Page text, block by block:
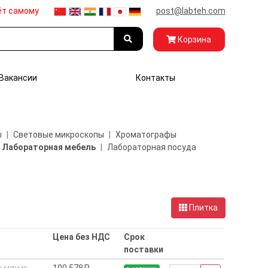
самому post@labteh.com
Корзина
Вакансии Контакты
Световые микроскопы
Хроматографы
Лабораторная мебель
Лабораторная посуда
Плитка
Цена без НДС
Срок
поставки